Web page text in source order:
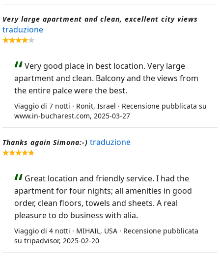
Very large apartment and clean, excellent city views
traduzione
Very good place in best location. Very large
apartment and clean. Balcony and the views from
the entire palce were the best.
Viaggio di 7 notti · Ronit, Israel · Recensione pubblicata su
www.in-bucharest.com, 2025-03-27
Thanks again Simona:-) traduzione
Great location and friendly service. I had the
apartment for four nights; all amenities in good
order, clean floors, towels and sheets. A real
pleasure to do business with alia.
Viaggio di 4 notti · MIHAIL, USA · Recensione pubblicata
su tripadvisor, 2025-02-20